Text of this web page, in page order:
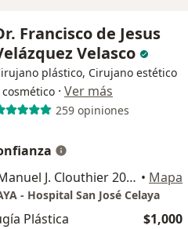
Francisco de Jesus
Velasco
plástico, Cirujano estético
cosmético · Ver más
259 opiniones
Eje Nor-Poniente Manuel J. Clouthier 200, Celaya • Mapa
- Hospital San José Celaya
Plástica $1,000